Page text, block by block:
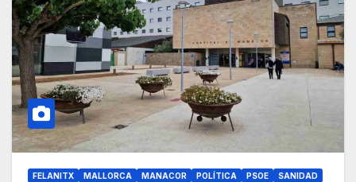
FELANITX MALLORCA MANACOR POLÍTICA PSOE
SANIDAD